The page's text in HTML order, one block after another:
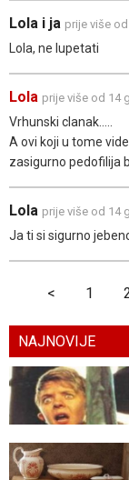
Lola i ja prije više
Lola, ne lupetati
Lola prije više od 14
Vrhunski clanak.....
A ovi koji u tome
zasigurno pedofilija
Lola prije više od 14
Ja ti si sigurno
< 1
NAJNOVIJE